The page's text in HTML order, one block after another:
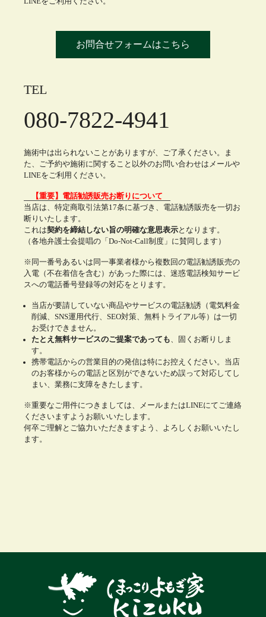
お問合せフォームはこちら
TEL
080-7822-4941
施術中は出られないことがありますが、ご了承ください。ま
た、ご予約や施術に関すること以外のお問い合わせはメールや
LINEをご利用ください。
【重要】電話勧誘販売お断りについて
当店は、特定商取引法第17条に基づき、電話勧誘販売を一切お
断りいたします。
これは契約を締結しない旨の明確な意思表示となります。
（各地弁護士会提唱の「Do-Not-Call制度」に賛同します）
※同一番号あるいは同一事業者様から複数回の電話勧誘販売の
入電（不在着信を含む）があった際には、迷惑電話検知サービ
スへの電話番号登録等の対応をとります。
当店が要請していない商品やサービスの電話勧誘（電気料金
削減、SNS運用代行、SEO対策、無料トライアル等）は一切
お受けできません。
たとえ無料サービスのご提案であっても、固くお断りしま
す。
携帯電話からの営業目的の発信は特にお控えください。当店
のお客様からの電話と区別ができないため誤って対応してし
まい、業務に支障をきたします。
※重要なご用件につきましては、メールまたはLINEにてご連絡
くださいますようお願いいたします。
何卒ご理解とご協力いただきますよう、よろしくお願いいたし
ます。